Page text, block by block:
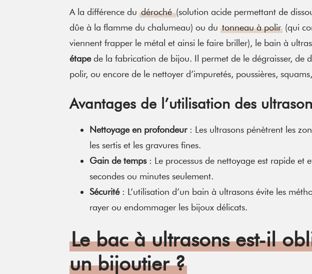
A la différence dudéroché(solution acide permettant de
dûe à la flamme du chalumeau) ou dutonneau à polir (qui
viennent frapper le métal et ainsi le faire briller), le bain à
étapede la fabrication de bijou. Il permet de le dégraisser, de
polir, ou encore de le nettoyer d’impuretés, poussières,
Avantages de l’utilisation des
Nettoyage en profondeur: Les ultrasons pénètrent les
les sertis et les gravures fines.
Gain de temps: Le processus de nettoyage est rapide et
secondes ou minutes seulement.
Sécurité: L’utilisation d’un bain à ultrasons évite les
rayer ou endommager les bijoux délicats.
Le bac à ultrasons est-il
un bijoutier ?